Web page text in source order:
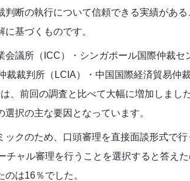
断の執行について信頼できる実績がある
基づくものです。
会議所（ ICC）・シンガポール国際仲裁セ
裁裁判所（ LCIA）・中国国際経済貿易仲
、前回の調査と比べて大幅に増加しまし
択の主な要因となっています。
ックのため、口頭審理を直接面談形式で
チャル審理を行うことを選択すると答え
のは16％でした。